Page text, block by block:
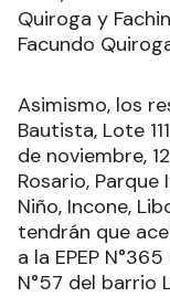
Quiroga y
Facundo
Asimismo, los
Bautista, Lote
de noviembre,
Rosario, Parque
Niño, Incone,
tendrán que
a la EPEP
N°57 del barrio